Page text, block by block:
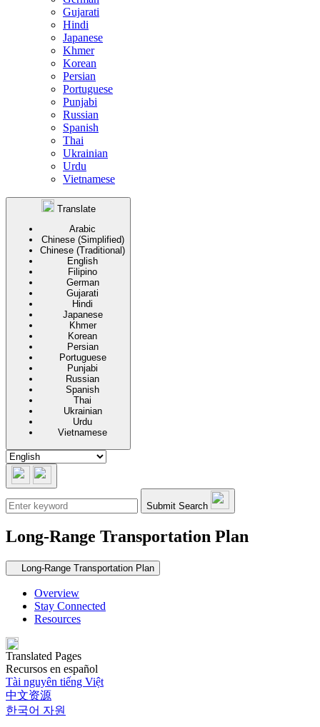
Gujarati
Hindi
Japanese
Khmer
Korean
Persian
Portuguese
Punjabi
Russian
Spanish
Thai
Ukrainian
Urdu
Vietnamese
Translate
Arabic
Chinese (Simplified)
Chinese (Traditional)
English
Filipino
German
Gujarati
Hindi
Japanese
Khmer
Korean
Persian
Portuguese
Punjabi
Russian
Spanish
Thai
Ukrainian
Urdu
Vietnamese
Submit Search
Long-Range Transportation Plan
Secondary navigation
Long-Range Transportation Plan
Overview
Stay Connected
Resources
Translated Pages
Recursos en español
Tài nguyên tiếng Việt
中文资源
한국어 자원